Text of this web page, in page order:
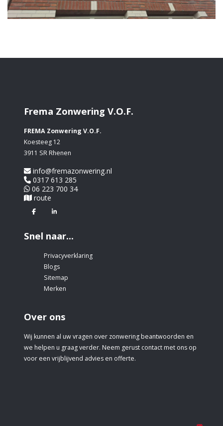
Frema Zonwering V.O.F.
FREMA Zonwering V.O.F.
Koesteeg 12
3911 SR Rhenen
info@fremazonwering.nl
0317 613 285
06 223 700 34
route
FacebookLinkedin
Snel naar...
Privacyverklaring
Blogs
Sitemap
Merken
Over ons
Wij kunnen al uw vragen over zonwering beantwoorden en
we helpen u graag verder. Neem gerust contact met ons op
voor een vrijblijvend advies en offerte.